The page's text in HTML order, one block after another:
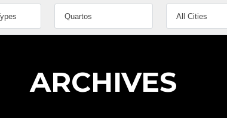
ARCHIVES